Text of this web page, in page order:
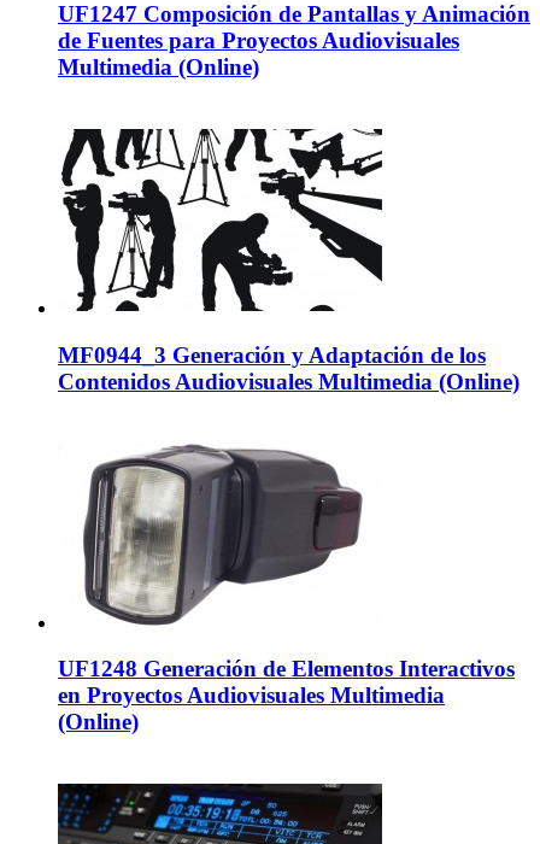
UF1247 Composición de Pantallas y Animación
de Fuentes para Proyectos Audiovisuales
Multimedia (Online)
MF0944_3 Generación y Adaptación de los
Contenidos Audiovisuales Multimedia (Online)
UF1248 Generación de Elementos Interactivos
en Proyectos Audiovisuales Multimedia
(Online)